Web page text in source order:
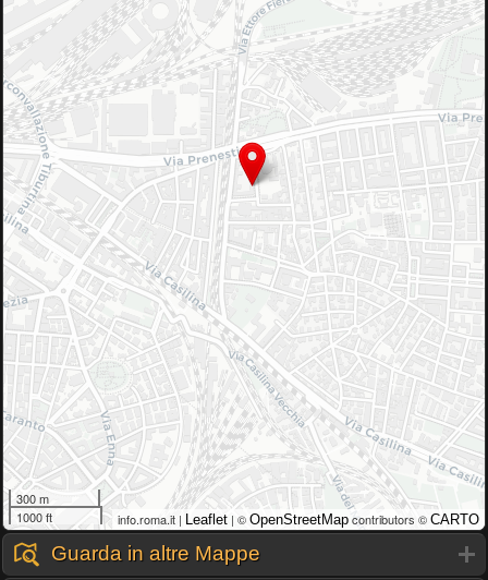
300 m
1000 ft
info.roma.it | Leaflet | © OpenStreetMap contributors © CARTO
Guarda in altre Mappe